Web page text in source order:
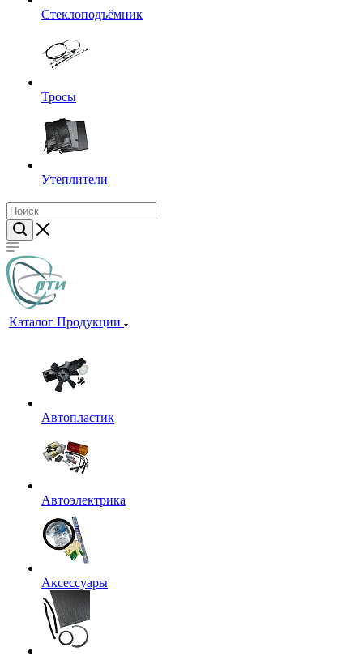
Стеклоподъёмник
Тросы
Утеплители
Каталог Продукции
Автопластик
Автоэлектрика
Аксессуары